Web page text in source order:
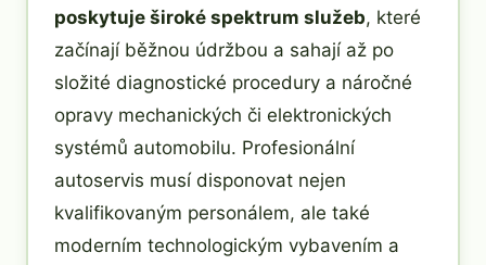
poskytuje široké spektrum služeb, které
začínají běžnou údržbou a sahají až po
složité diagnostické procedury a náročné
opravy mechanických či elektronických
systémů automobilu. Profesionální
autoservis musí disponovat nejen
kvalifikovaným personálem, ale také
moderním technologickým vybavením a